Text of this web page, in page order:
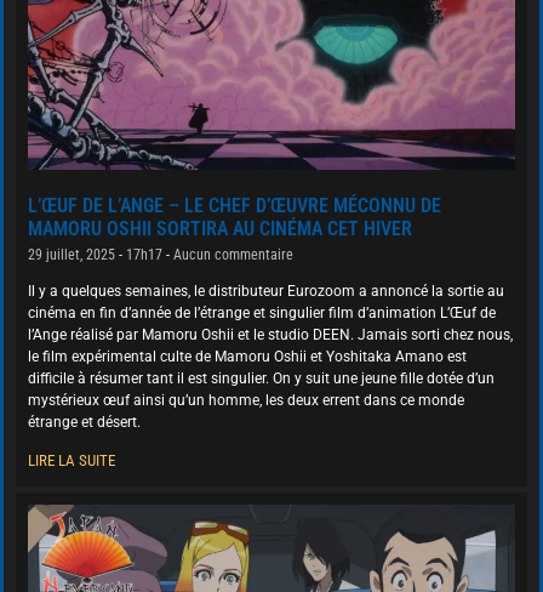
L’ŒUF DE L’ANGE – LE CHEF D’ŒUVRE MÉCONNU DE
MAMORU OSHII SORTIRA AU CINÉMA CET HIVER
29 juillet, 2025 17h17 Aucun commentaire
Il y a quelques semaines, le distributeur Eurozoom a annoncé la sortie au
cinéma en fin d’année de l’étrange et singulier film d’animation L’Œuf de
l’Ange réalisé par Mamoru Oshii et le studio DEEN. Jamais sorti chez nous,
le film expérimental culte de Mamoru Oshii et Yoshitaka Amano est
difficile à résumer tant il est singulier. On y suit une jeune fille dotée d’un
mystérieux œuf ainsi qu’un homme, les deux errent dans ce monde
étrange et désert.
LIRE LA SUITE